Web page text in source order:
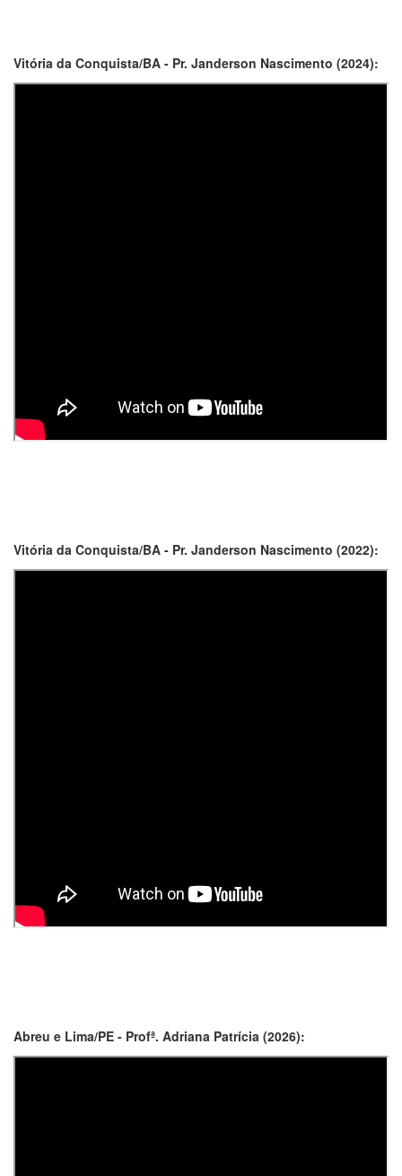
Vitória da Conquista/BA - Pr. Janderson Nascimento (2024):
Vitória da Conquista/BA - Pr. Janderson Nascimento (2022):
Abreu e Lima/PE - Profª. Adriana Patrícia (2026):